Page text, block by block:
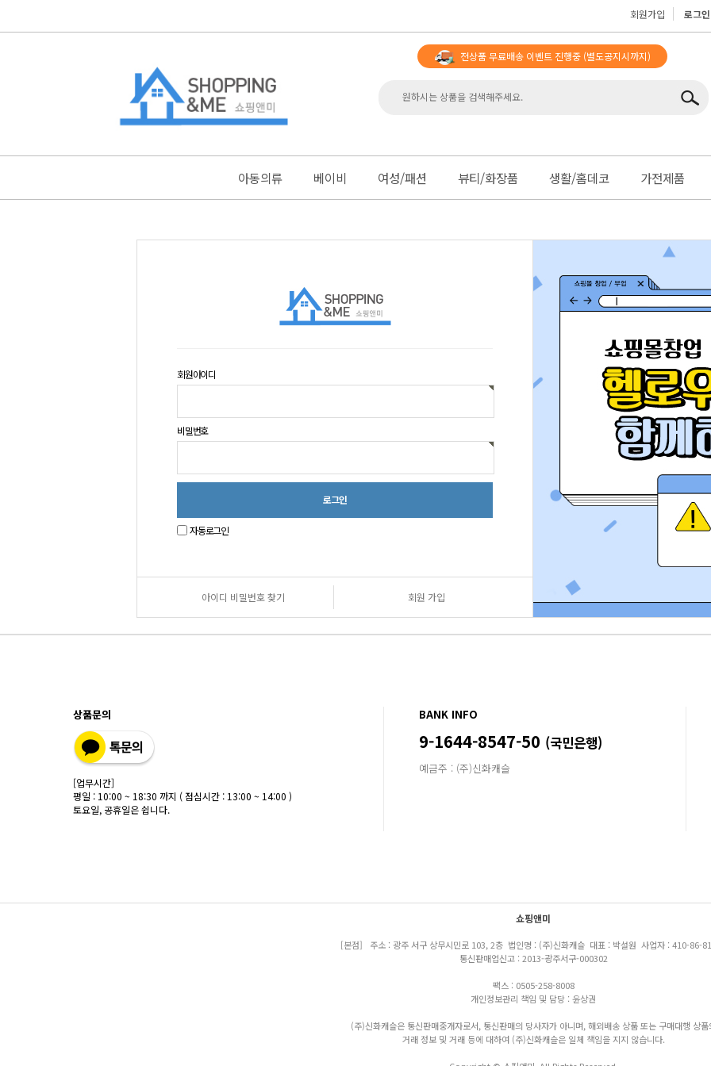
회원가입 로그인
전상품 무료배송 이벤트 진행중 (별도공지시까지)
아동의류 베이비 여성/패션 뷰티/화장품 생활/홈데코 가전제품
맨
회원아이디
비밀번호
자동로그인
로
그
아이디 비밀번호 찾기 회원 가입
상품문의
[업무시간]
평일 : 10:00 ~ 18:30 까지 ( 점심시간 : 13:00 ~ 14:00 )
토요일, 공휴일은 쉽니다.
BANK INFO
9-1644-8547-50 (국민은행)
예금주 : (주)신화캐슬
쇼핑앤미
[본점] 주소 : 광주 서구 상무시민로 103, 2층 법인명 : (주)신화캐슬 대표 : 박설원 사업자 : 410-86-
통신판매업신고 : 2013-광주서구-000302
팩스 : 0505-258-8008
개인정보관리 책임 및 담당 : 윤상권
(주)신화캐슬은 통신판매중개자로서, 통신판매의 당사자가 아니며, 해외배송 상품 또는 구매대행 상품
거래 정보 및 거래 등에 대하여 (주)신화캐슬은 일체 책임을 지지 않습니다.